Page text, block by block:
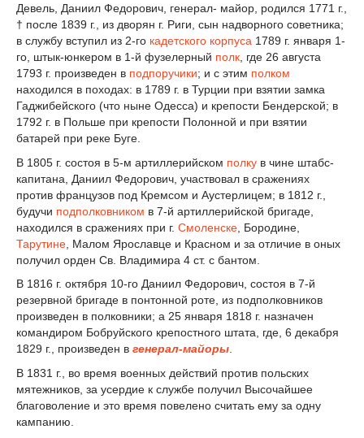
Девель, Даниил Федорович, генерал- майор, родился 1771 г.,
† после 1839 г., из дворян г. Риги, сын надворного советника;
в службу вступил из 2-го кадетского корпуса 1789 г. января 1-
го, штык-юнкером в 1-й фузелерный полк , где 26 августа
1793 г. произведен в подпоручики; и с этим полком
находился в походах: в 1789 г. в Турции при взятии замка
Гаджибейского (что ныне Одесса) и крепости Бендерской; в
1792 г. в Польше при крепости Полонной и при взятии
батарей при реке Буге.
В 1805 г. состоя в 5-м артиллерийском полку в чине штабс-
капитана, Даниил Федорович, участвовал в сражениях
против французов под Кремсом и Аустерлицем; в 1812 г.,
будучи подполковником в 7-й артиллерийской бригаде,
находился в сражениях при г. Смоленске , Бородине,
Тарутине , Малом Ярославце и Красном и за отличие в оных
получил орден Св. Владимира 4 ст. с бантом.
В 1816 г. октября 10-го Даниил Федорович, состоя в 7-й
резервной бригаде в понтонной роте, из подполковников
произведен в полковники; а 25 января 1818 г. назначен
командиром Бобруйского крепостного штата, где, 6 декабря
1829 г., произведен в генерал-майоры.
В 1831 г., во время военных действий против польских
мятежников, за усердие к службе получил Высочайшее
благоволение и это время повелено считать ему за одну
кампанию.